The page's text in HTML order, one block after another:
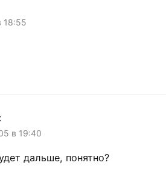
18:55
:
в 19:40
дальше, понятно?